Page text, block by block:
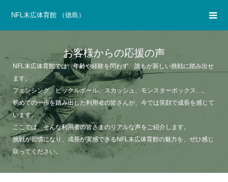
NFL末広体育館 （徳島）
お客様からの応援の声
NFL末広体育館では、年齢や経験を問わず、誰もが新しい挑戦に踏み出せ
ます。
フェンシング、ピックルボール、スカッシュ、モンスターボックス…。
初めての一歩を踏み出した利用者の皆さんが、今では笑顔で成長を感じて
います。
ここでは、そんな利用者の皆さまのリアルな声をご紹介します。
挑戦が習慣になり、成長が実感できるNFL末広体育館の魅力を、ぜひ感じ
取ってください。